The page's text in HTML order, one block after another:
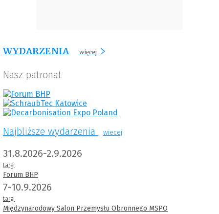
WYDARZENIA więcej
Nasz patronat
Najbliższe wydarzenia wiecej
31.8.2026-2.9.2026
targi
Forum BHP
7-10.9.2026
targi
Międzynarodowy Salon Przemysłu Obronnego MSPO